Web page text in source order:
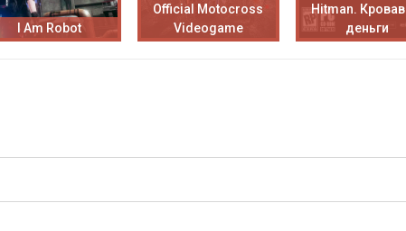
I Am Robot
Official Motocross
Videogame
Hitman.
деньги